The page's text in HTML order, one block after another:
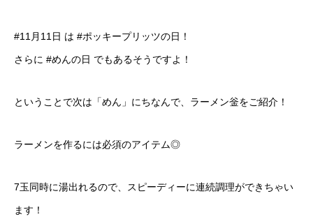
#11月11日 は #ポッキープリッツの日！
さらに #めんの日 でもあるそうですよ！
ということで次は「めん」にちなんで、ラーメン釡をご紹介！
ラーメンを作るには必須のアイテム◎
7玉同時に湯出れるので、スピーディーに連続調理ができちゃい
ます！